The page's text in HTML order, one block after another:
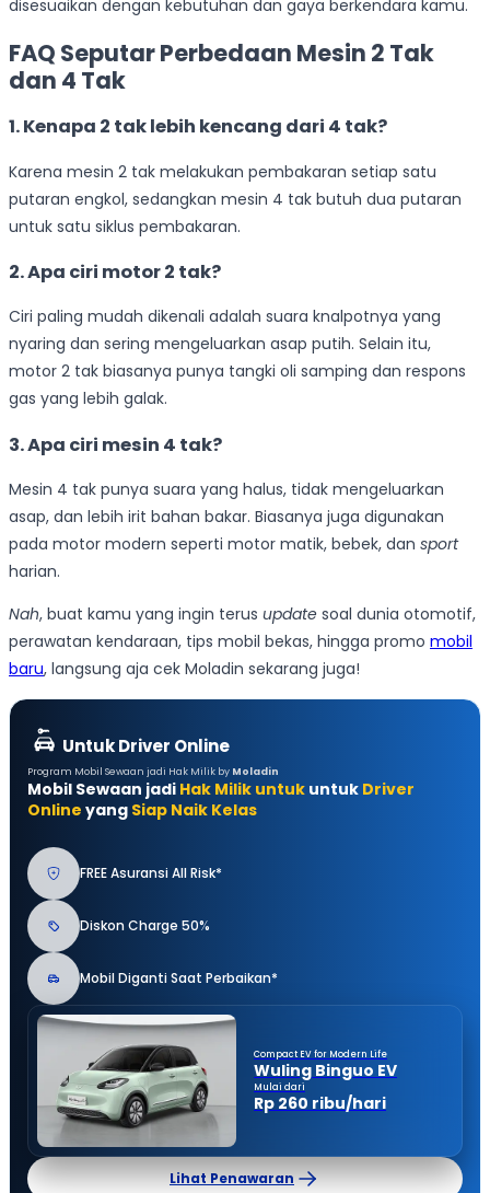
disesuaikan dengan kebutuhan dan gaya berkendara kamu.
FAQ Seputar Perbedaan Mesin 2 Tak
dan 4 Tak
1. Kenapa 2 tak lebih kencang dari 4 tak?
Karena mesin 2 tak melakukan pembakaran setiap satu
putaran engkol, sedangkan mesin 4 tak butuh dua putaran
untuk satu siklus pembakaran.
2. Apa ciri motor 2 tak?
Ciri paling mudah dikenali adalah suara knalpotnya yang
nyaring dan sering mengeluarkan asap putih. Selain itu,
motor 2 tak biasanya punya tangki oli samping dan respons
gas yang lebih galak.
3. Apa ciri mesin 4 tak?
Mesin 4 tak punya suara yang halus, tidak mengeluarkan
asap, dan lebih irit bahan bakar. Biasanya juga digunakan
pada motor modern seperti motor matik, bebek, dan sport
harian.
Nah, buat kamu yang ingin terus update soal dunia otomotif,
perawatan kendaraan, tips mobil bekas, hingga promo mobil
baru, langsung aja cek Moladin sekarang juga!
Untuk Driver Online
Program Mobil Sewaan jadi Hak Milik by Moladin
Mobil Sewaan jadi Hak Milik untuk untuk Driver
Online yang Siap Naik Kelas
FREE Asuransi All Risk*
Diskon Charge 50%
Mobil Diganti Saat Perbaikan*
Compact EV for Modern Life
Wuling Binguo EV
Mulai dari
Rp 260 ribu/hari
Lihat Penawaran